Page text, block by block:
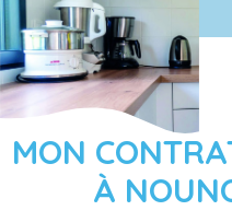
MON
À